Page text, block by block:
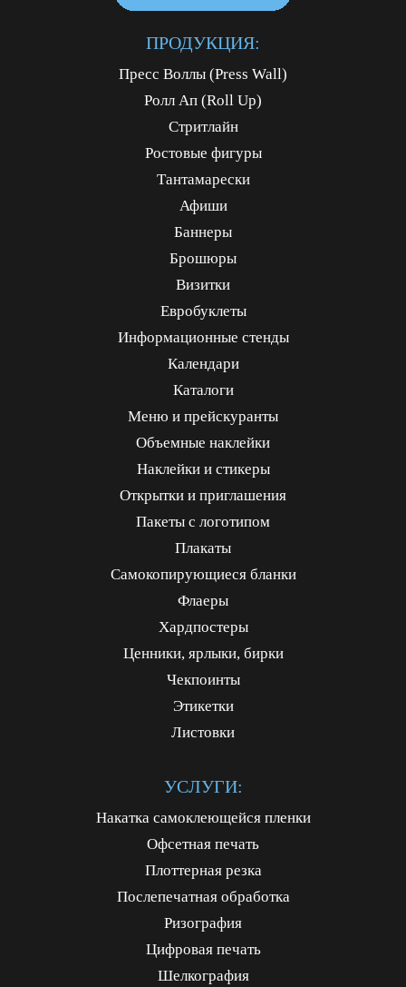
ПРОДУКЦИЯ:
Пресс Воллы (Press Wall)
Ролл Ап (Roll Up)
Стритлайн
Ростовые фигуры
Тантамарески
Афиши
Баннеры
Брошюры
Визитки
Евробуклеты
Информационные стенды
Календари
Каталоги
Меню и прейскуранты
Объемные наклейки
Наклейки и стикеры
Открытки и приглашения
Пакеты с логотипом
Плакаты
Самокопирующиеся бланки
Флаеры
Хардпостеры
Ценники, ярлыки, бирки
Чекпоинты
Этикетки
Листовки
УСЛУГИ:
Накатка самоклеющейся пленки
Офсетная печать
Плоттерная резка
Послепечатная обработка
Ризография
Цифровая печать
Шелкография